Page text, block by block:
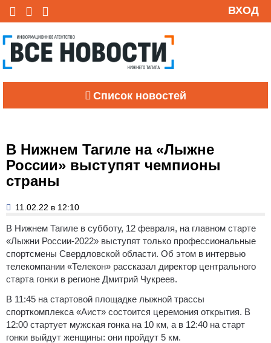
ВХОД
Список новостей
В Нижнем Тагиле на «Лыжне
России» выступят чемпионы
страны
11.02.22 в 12:10
В Нижнем Тагиле в субботу, 12 февраля, на главном старте
«Лыжни России-2022» выступят только профессиональные
спортсмены Свердловской области. Об этом в интервью
телекомпании «Телекон» рассказал директор центрального
старта гонки в регионе Дмитрий Чукреев.
В 11:45 на стартовой площадке лыжной трассы
спорткомплекса «Аист» состоится церемония открытия. В
12:00 стартует мужская гонка на 10 км, а в 12:40 на старт
гонки выйдут женщины: они пройдут 5 км.